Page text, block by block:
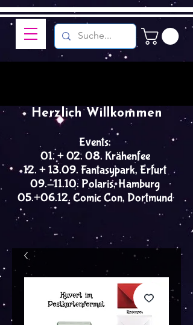
Events:
01. + 02. 08. Krähenfee
12. + 13.09. Fantasypark, Erfurt
09.-11.10. Polaris, Hamburg
05.+06.12. Comic Con, Dortmund
Herzlich Willkommen